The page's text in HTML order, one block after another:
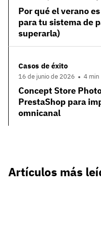
Por qué el verano
para tu sistema de
superarla)
Casos de éxito
16 de junio de 2026 4 min
Concept Store
PrestaShop para
omnicanal
Artículos más